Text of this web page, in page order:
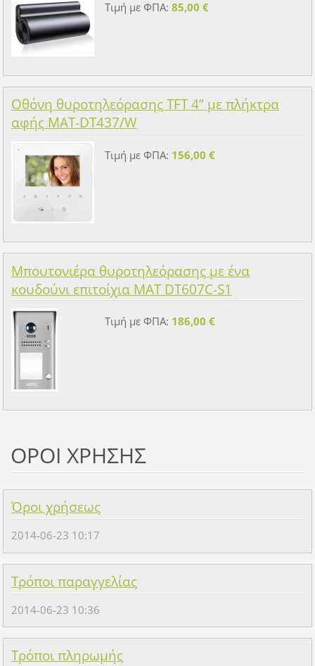
Τιμή με ΦΠΑ: 85,00 €
Οθόνη θυροτηλεόρασης TFT 4” με πλήκτρα
αφής MAT-DT437/W
Τιμή με ΦΠΑ: 156,00 €
Μπουτονιέρα θυροτηλεόρασης με ένα
κουδούνι επιτοίχια MAT DT607C-S1
Τιμή με ΦΠΑ: 186,00 €
ΟΡΟΙ ΧΡΗΣΗΣ
Όροι χρήσεως
2014-06-23 10:17
Τρόποι παραγγελίας
2014-06-23 10:36
Τρόποι πληρωμής